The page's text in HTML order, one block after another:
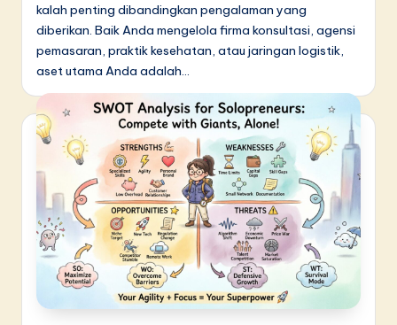
kalah penting dibandingkan pengalaman yang
diberikan. Baik Anda mengelola firma konsultasi, agensi
pemasaran, praktik kesehatan, atau jaringan logistik,
aset utama Anda adalah…